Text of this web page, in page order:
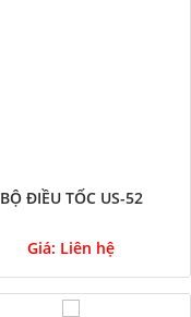
BỘ ĐIỀU TỐC US-52
Giá: Liên hệ